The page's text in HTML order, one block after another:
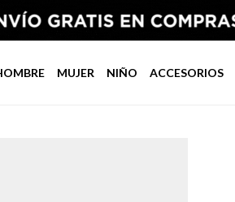
MUJER NIÑO ACCESORIOS